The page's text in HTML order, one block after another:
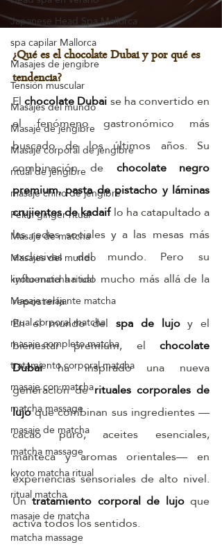
Japanese Head Spa Mallorca
spa capilar Mallorca
Masajes de jengibre
Tensión muscular
Masajes del mundo
Masaje de jengibre
Masaje corporal de jengibre
ritual de jengibre
masaje chino de jengibre
Pekín ginger ritual
Masaje de matcha
Masajes del mundo
kyoto matcha ritual
Masaje relajante matcha
ritual corporal matcha
masaje completo matcha
tratamiento corporal matcha
masaje con matcha
matcha massage
masaje de matcha
matcha massage
kyoto matcha ritual
ritual matcha
masaje de matcha
matcha massage
¿Qué es el chocolate Dubai y por qué es
tendencia?
El chocolate Dubai se ha convertido en
el fenómeno gastronómico más
buscado de los últimos años. Su
combinación de chocolate negro
premium, pasta de pistacho y láminas
crujientes de kadaif lo ha catapultado a
las redes sociales y a las mesas más
exclusivas del mundo. Pero su
influencia ha ido mucho más allá de la
repostería.
En el mundo del spa de lujo y el
bienestar premium, el chocolate
Dubai ha inspirado una nueva
generación de rituales corporales de
lujo que combinan sus ingredientes —
cacao puro, aceites esenciales,
manteca y aromas orientales— en
experiencias sensoriales de alto nivel.
Un tratamiento corporal de lujo que
activa todos los sentidos.